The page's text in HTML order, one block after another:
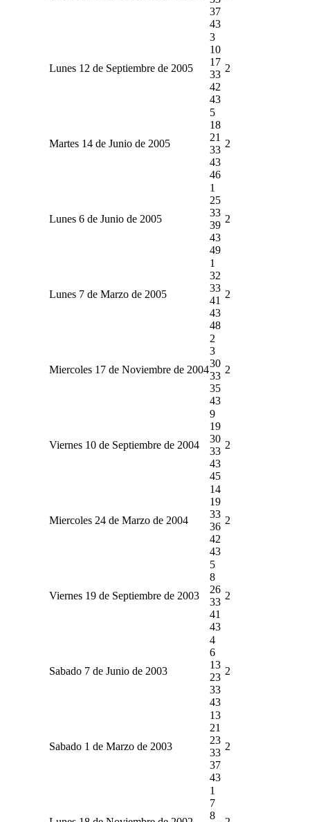
37
43
Lunes 12 de Septiembre de 2005
3
10
17
33
42
43
2
Martes 14 de Junio de 2005
5
18
21
33
43
46
2
Lunes 6 de Junio de 2005
1
25
33
39
43
49
2
Lunes 7 de Marzo de 2005
1
32
33
41
43
48
2
Miercoles 17 de Noviembre de 2004
2
3
30
33
35
43
2
Viernes 10 de Septiembre de 2004
9
19
30
33
43
45
2
Miercoles 24 de Marzo de 2004
14
19
33
36
42
43
2
Viernes 19 de Septiembre de 2003
5
8
26
33
41
43
2
Sabado 7 de Junio de 2003
4
6
13
23
33
43
2
Sabado 1 de Marzo de 2003
13
21
23
33
37
43
2
1
7
8